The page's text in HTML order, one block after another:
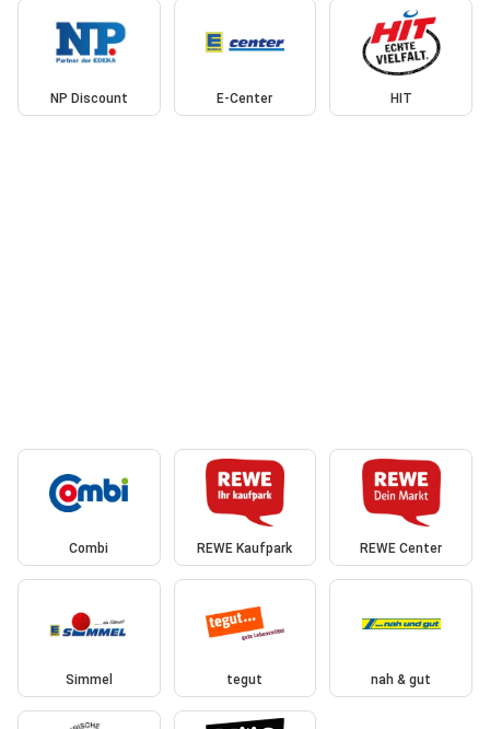
NP Discount E-Center HIT
Combi REWE Kaufpark REWE Center
Simmel tegut nah & gut